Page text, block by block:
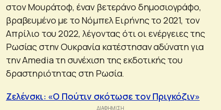
στον Μουράτοφ, έναν βετεράνο δημοσιογράφο,
βραβευμένο με το Νόμπελ Ειρήνης το 2021, τον
Απρίλιο του 2022, λέγοντας ότι οι ενέργειες της
Ρωσίας στην Ουκρανία κατέστησαν αδύνατη για
την Amedia τη συνέχιση της εκδοτικής του
δραστηριότητας στη Ρωσία.
Ζελένσκι: «Ο Πούτιν σκότωσε τον Πριγκόζιν»